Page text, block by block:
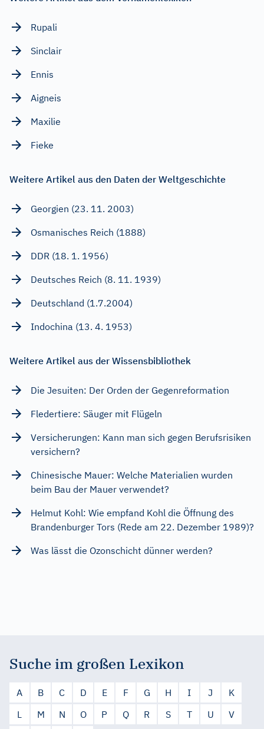
Rupali
Sinclair
Ennis
Aigneis
Maxilie
Fieke
Weitere Artikel aus den Daten der Weltgeschichte
Georgien (23. 11. 2003)
Osmanisches Reich (1888)
DDR (18. 1. 1956)
Deutsches Reich (8. 11. 1939)
Deutschland (1.7.2004)
Indochina (13. 4. 1953)
Weitere Artikel aus der Wissensbibliothek
Die Jesuiten: Der Orden der Gegenreformation
Fledertiere: Säuger mit Flügeln
Versicherungen: Kann man sich gegen Berufsrisiken
versichern?
Chinesische Mauer: Welche Materialien wurden
beim Bau der Mauer verwendet?
Helmut Kohl: Wie empfand Kohl die Öffnung des
Brandenburger Tors (Rede am 22. Dezember 1989)?
Was lässt die Ozonschicht dünner werden?
Suche im großen Lexikon
A B C D E F G H I J
K
L
M N O P Q R S T U
V